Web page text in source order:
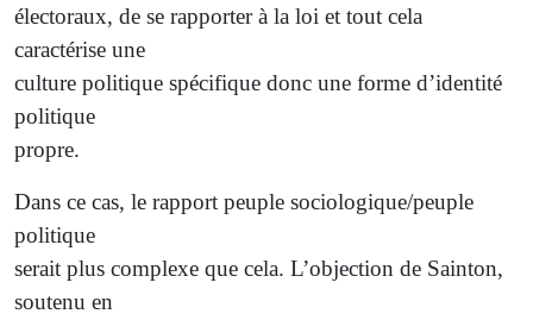
électoraux, de se rapporter à la loi et tout cela
caractérise une
culture politique spécifique donc une forme d’identité
politique
propre.
Dans ce cas, le rapport peuple sociologique/peuple
politique
serait plus complexe que cela. L’objection de Sainton,
soutenu en